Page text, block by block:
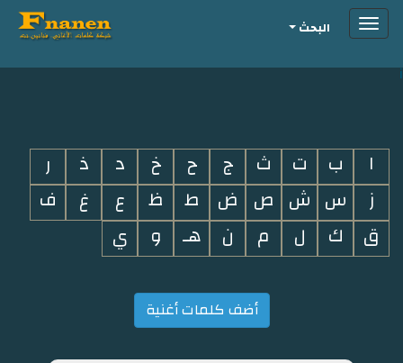
i
Toggleالبحث
ا ب ت ث ج ح خ د ذ
ر
ز
س ش ص ض ط ظ ع غ
ف
ق
ك ل م ن هـ و ي
أضف كلمات أغنية